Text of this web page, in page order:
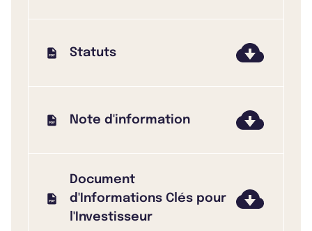
Statuts
Note d'information
Document
d'Informations Clés pour
l'Investisseur